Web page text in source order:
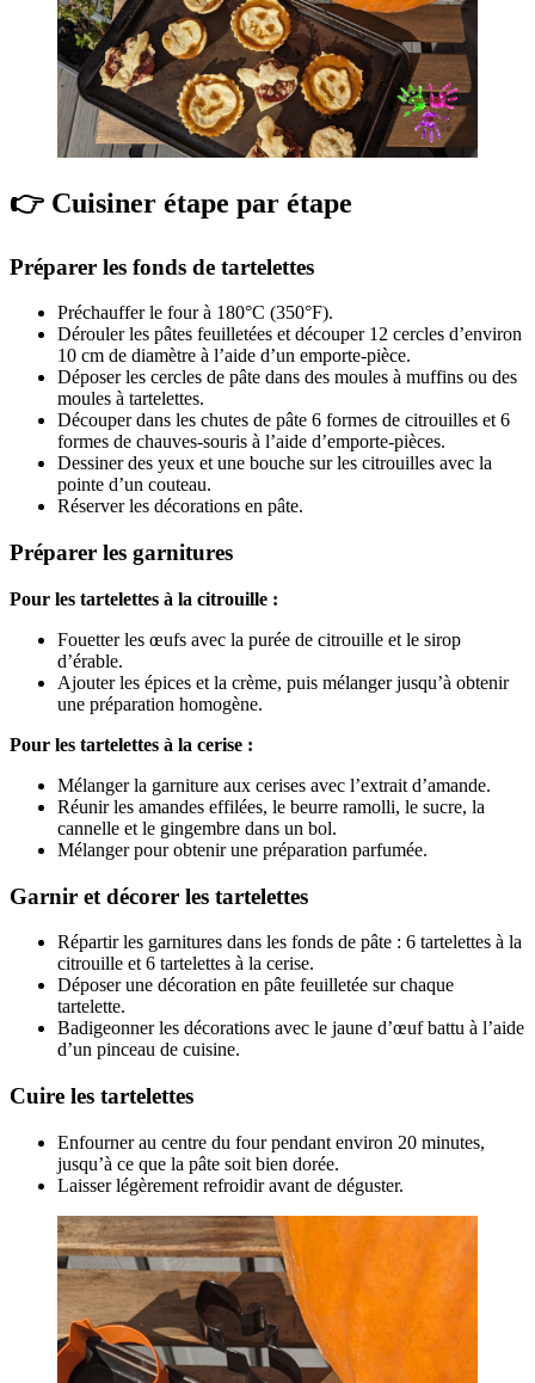
👉 Cuisiner étape par étape
Préparer les fonds de tartelettes
Préchauffer le four à 180°C (350°F).
Dérouler les pâtes feuilletées et découper 12 cercles d’environ
10 cm de diamètre à l’aide d’un emporte-pièce.
Déposer les cercles de pâte dans des moules à muffins ou des
moules à tartelettes.
Découper dans les chutes de pâte 6 formes de citrouilles et 6
formes de chauves-souris à l’aide d’emporte-pièces.
Dessiner des yeux et une bouche sur les citrouilles avec la
pointe d’un couteau.
Réserver les décorations en pâte.
Préparer les garnitures
Pour les tartelettes à la citrouille :
Fouetter les œufs avec la purée de citrouille et le sirop
d’érable.
Ajouter les épices et la crème, puis mélanger jusqu’à obtenir
une préparation homogène.
Pour les tartelettes à la cerise :
Mélanger la garniture aux cerises avec l’extrait d’amande.
Réunir les amandes effilées, le beurre ramolli, le sucre, la
cannelle et le gingembre dans un bol.
Mélanger pour obtenir une préparation parfumée.
Garnir et décorer les tartelettes
Répartir les garnitures dans les fonds de pâte : 6 tartelettes à la
citrouille et 6 tartelettes à la cerise.
Déposer une décoration en pâte feuilletée sur chaque
tartelette.
Badigeonner les décorations avec le jaune d’œuf battu à l’aide
d’un pinceau de cuisine.
Cuire les tartelettes
Enfourner au centre du four pendant environ 20 minutes,
jusqu’à ce que la pâte soit bien dorée.
Laisser légèrement refroidir avant de déguster.